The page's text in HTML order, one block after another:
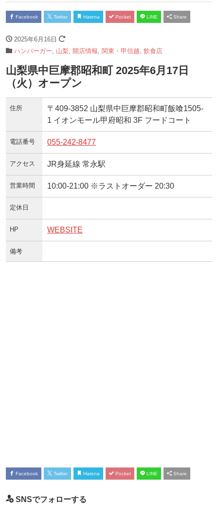
Facebook Twitter Hatena Pocket LINE Share
2025年6月16日
ハンバーガー
山梨 開店情報 関東・甲信越 飲食店
山梨県中巨摩郡昭和町 2025年6月17日
（火）オープン
住所
〒409-3852 山梨県中巨摩郡昭和町飯喰1505-
1 イオンモール甲府昭和 3F フードコート
電話番号 055-242-8477
アクセス JR身延線 常永駅
営業時間 10:00-21:00 ※ラストオーダー 20:30
定休日
HP WEBSITE
備考
Facebook Twitter Hatena Pocket LINE Share
SNSでフォローする